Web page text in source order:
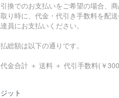
換でのお支払いをご希望の場合、
り時に、代金・代引き手数料を配
員にお支払いください。
総額は以下の通りです。
金合計 ＋ 送料 ＋ 代引手数料(￥
ット